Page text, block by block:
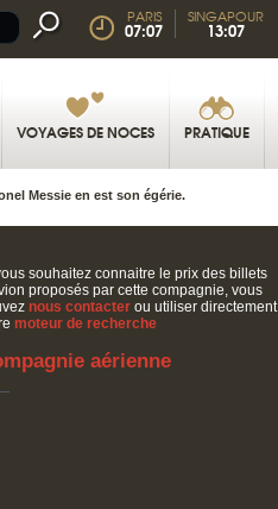
PARIS
07:07
SINGAPOUR
13:07
VOYAGES DE NOCES PRATIQUE
Messie en est son égérie.
souhaitez connaitre le prix des billets
proposés par cette compagnie, vous
nous contacter ou utiliser directement
moteur de recherche
aérienne